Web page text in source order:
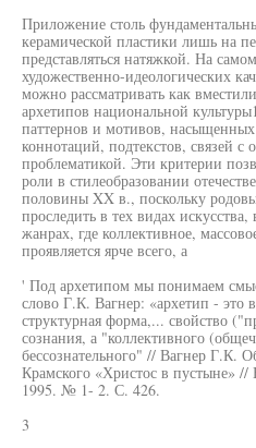
Приложение столь
керамической пластики лишь на
представляться натяжкой. На
художественно-идеологических
можно рассматривать как
архетипов национальной
паттернов и мотивов,
коннотаций, подтекстов, связей
проблематикой. Эти критерии
роли в стилеобразовании
половины XX в., поскольку
проследить в тех видах
жанрах, где коллективное,
проявляется ярче всего, а
' Под архетипом мы понимаем
слово Г.К. Вагнер: «архетип - это
структурная форма,... свойство
сознания, а "коллективного
бессознательного" // Вагнер Г.К.
Крамского «Христос в пустыне»
1995. № 1- 2. С. 426.
3